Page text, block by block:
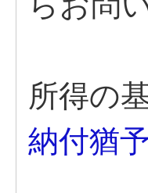
所得の
納付猶